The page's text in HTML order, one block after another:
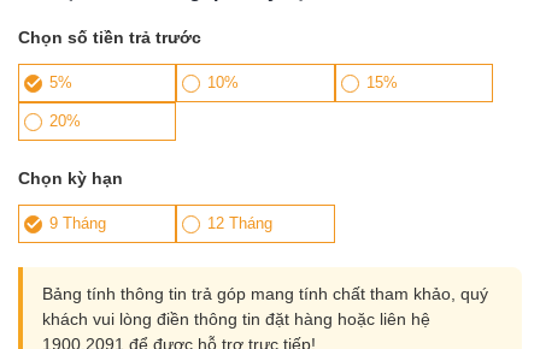
Chọn số tiền trả trước
5% 10% 15%
20%
Chọn kỳ hạn
9 Tháng 12 Tháng
Bảng tính thông tin trả góp mang tính chất tham khảo, quý
khách vui lòng điền thông tin đặt hàng hoặc liên hệ
1900.2091 để được hỗ trợ trực tiếp!